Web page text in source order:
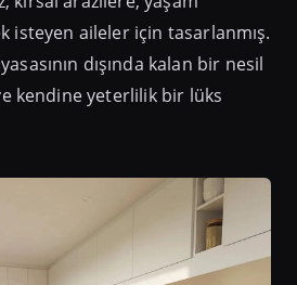
isteyen aileler için tasarlanmış.
dışında kalan bir nesil
kendine yeterlilik bir lüks